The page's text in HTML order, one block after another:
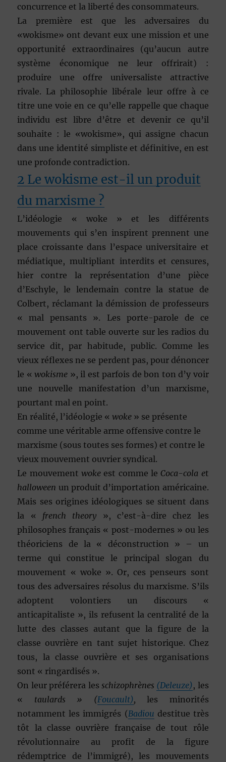
concurrence et la liberté des consommateurs.
La première est que les adversaires du
«wokisme» ont devant eux une mission et une
opportunité extraordinaires (qu’aucun autre
système économique ne leur offrirait) :
produire une offre universaliste attractive
rivale. La philosophie libérale leur offre à ce
titre une voie en ce qu’elle rappelle que chaque
individu est libre d’être et devenir ce qu’il
souhaite : le «wokisme», qui assigne chacun
dans une identité simpliste et définitive, en est
une profonde contradiction.
2 Le wokisme est-il un produit
du marxisme ?
L’idéologie « woke » et les différents
mouvements qui s’en inspirent prennent une
place croissante dans l’espace universitaire et
médiatique, multipliant interdits et censures,
hier contre la représentation d’une pièce
d’Eschyle, le lendemain contre la statue de
Colbert, réclamant la démission de professeurs
« mal pensants ». Les porte-parole de ce
mouvement ont table ouverte sur les radios du
service dit, par habitude, public. Comme les
vieux réflexes ne se perdent pas, pour dénoncer
le «wokisme », il est parfois de bon ton d’y voir
une nouvelle manifestation d’un marxisme,
pourtant mal en point.
En réalité, l’idéologie «woke » se présente
comme une véritable arme offensive contre le
marxisme (sous toutes ses formes) et contre le
vieux mouvement ouvrier syndical.
Le mouvementwoke est comme le Coca-cola et
halloween un produit d’importation américaine.
Mais ses origines idéologiques se situent dans
la « french theory », c’est-à-dire chez les
philosophes français « post-modernes » ou les
théoriciens de la « déconstruction » – un
terme qui constitue le principal slogan du
mouvement « woke ». Or, ces penseurs sont
tous des adversaires résolus du marxisme. S’ils
adoptent volontiers un discours «
anticapitaliste », ils refusent la centralité de la
lutte des classes autant que la figure de la
classe ouvrière en tant sujet historique. Chez
tous, la classe ouvrière et ses organisations
sont « ringardisés ».
On leur préférera les schizophrènes (Deleuze), les
« taulards » (Foucault), les minorités
notamment les immigrés (Badiou destitue très
tôt la classe ouvrière française de tout rôle
révolutionnaire au profit de la figure
rédemptrice de l’immigré), les mouvements